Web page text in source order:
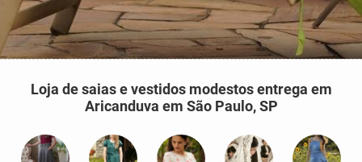
Loja de saias e vestidos modestos entrega em
Aricanduva em São Paulo, SP